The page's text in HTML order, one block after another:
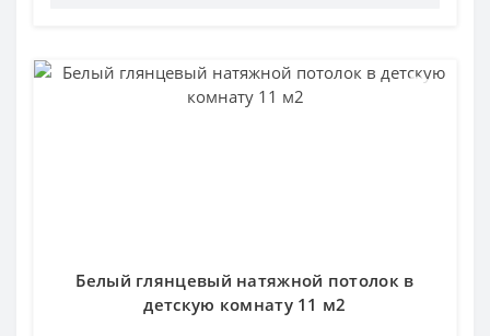
Белый глянцевый натяжной потолок в
детскую комнату 11 м2